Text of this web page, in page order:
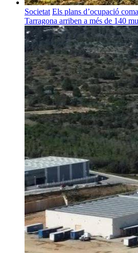
Societat Els plans d’ocupació
Tarragona arriben a més de 140